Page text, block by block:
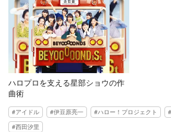
ハロプロを支える星部ショウの作
曲術
アイドル 伊豆原亮一 ハロー！プロジェクト
西田汐里